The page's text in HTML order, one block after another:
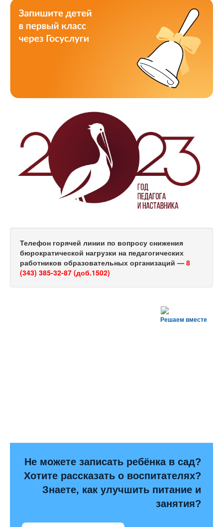
Телефон горячей линии по вопросу снижения
бюрократической нагрузки на педагогических
работников образовательных организаций — 8
(343) 385-32-87 (доб.1502)
Решаем вместе
Не можете записать ребёнка в сад?
Хотите рассказать о воспитателях?
Знаете, как улучшить питание и
занятия?